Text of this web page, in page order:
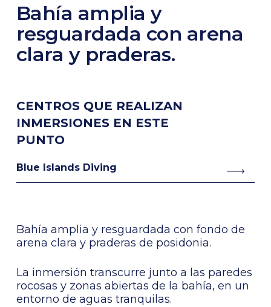
Bahía amplia y
resguardada con arena
clara y praderas.
CENTROS QUE REALIZAN
INMERSIONES EN ESTE
PUNTO
Blue Islands Diving
Bahía amplia y resguardada con fondo de
arena clara y praderas de posidonia.
La inmersión transcurre junto a las paredes
rocosas y zonas abiertas de la bahía, en un
entorno de aguas tranquilas.